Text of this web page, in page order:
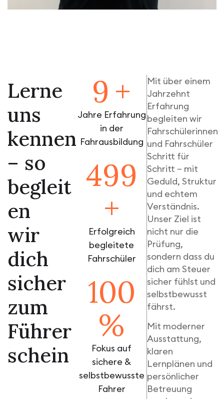
Lerne
uns
kennen
– so
begleit
en
wir
dich
sicher
zum
Führer
schein
10 +
Jahre Erfahrung
in der
Fahrausbildung
500
+
Erfolgreich
begleitete
Fahrschüler
100
%
Fokus auf
sichere &
selbstbewusste
Fahrer
Mit über einem
Jahrzehnt
Erfahrung
begleiten wir
Fahrschülerinnen
und Fahrschüler
Schritt für
Schritt – mit
Geduld, Struktur
und echtem
Verständnis.
Unser Ziel ist
nicht nur die
Prüfung,
sondern dass du
dich am Steuer
sicher fühlst und
selbstbewusst
fährst.
Mit moderner
Ausstattung,
klaren
Lernplänen und
persönlicher
Betreuung